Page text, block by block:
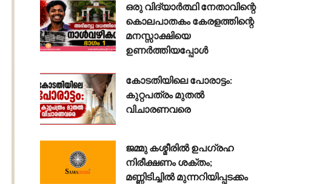
ഒരു വിദ്യാർത്ഥി നേതാവിന്റെ
കൊലപാതകം കേരളത്തിന്റെ
മനസ്സാക്ഷിയെ
ഉണർത്തിയപ്പോൾ
കോടതിയിലെ പോരാട്ടം:
കുറ്റപത്രം മുതൽ
വിചാരണവരെ
ജമ്മു കശ്മീരിൽ ഉപഗ്രഹ
നിരീക്ഷണം ശക്തം;
മണ്ണിടിച്ചിൽ മുന്നറിയിപ്പടക്കം